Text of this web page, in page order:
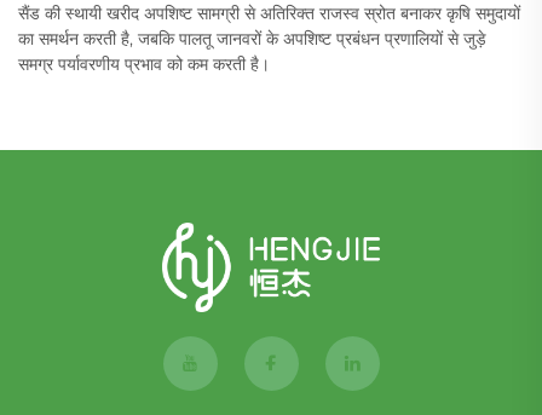
सैंड की स्थायी खरीद अपशिष्ट सामग्री से अतिरिक्त राजस्व स्रोत बनाकर कृषि समुदायों
का समर्थन करती है, जबकि पालतू जानवरों के अपशिष्ट प्रबंधन प्रणालियों से जुड़े
समग्र पर्यावरणीय प्रभाव को कम करती है।